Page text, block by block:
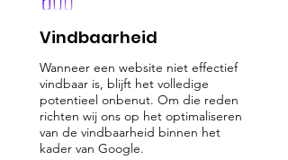
Vindbaarheid
Wanneer een website niet effectief
vindbaar is, blijft het volledige
potentieel onbenut. Om die reden
richten wij ons op het optimaliseren
van de vindbaarheid binnen het
kader van Google.